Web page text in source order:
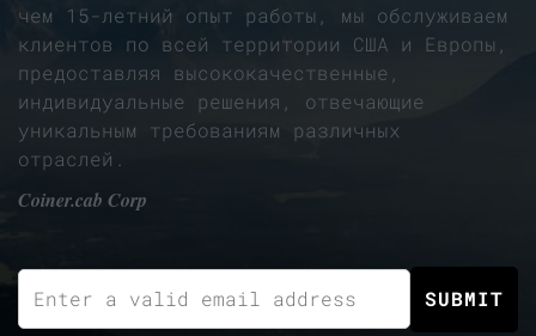
чем 15-летний опыт работы, мы обслуживаем
клиентов по всей территории США и Европы,
предоставляя высококачественные,
индивидуальные решения, отвечающие
уникальным требованиям различных
отраслей.
Coiner.cab Corp